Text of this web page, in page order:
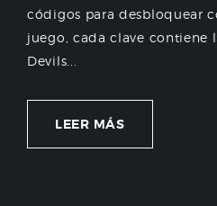
códigos para desbloquear
juego, cada clave contiene
Devils...
LEER MÁS